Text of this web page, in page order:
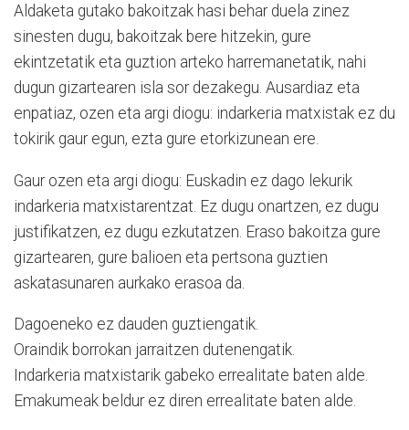
Aldaketa gutako bakoitzak hasi behar duela zinez
sinesten dugu, bakoitzak bere hitzekin, gure
ekintzetatik eta guztion arteko harremanetatik, nahi
dugun gizartearen isla sor dezakegu. Ausardiaz eta
enpatiaz, ozen eta argi diogu: indarkeria matxistak ez du
tokirik gaur egun, ezta gure etorkizunean ere.
Gaur ozen eta argi diogu: Euskadin ez dago lekurik
indarkeria matxistarentzat. Ez dugu onartzen, ez dugu
justifikatzen, ez dugu ezkutatzen. Eraso bakoitza gure
gizartearen, gure balioen eta pertsona guztien
askatasunaren aurkako erasoa da.
Dagoeneko ez dauden guztiengatik.
Oraindik borrokan jarraitzen dutenengatik.
Indarkeria matxistarik gabeko errealitate baten alde.
Emakumeak beldur ez diren errealitate baten alde.